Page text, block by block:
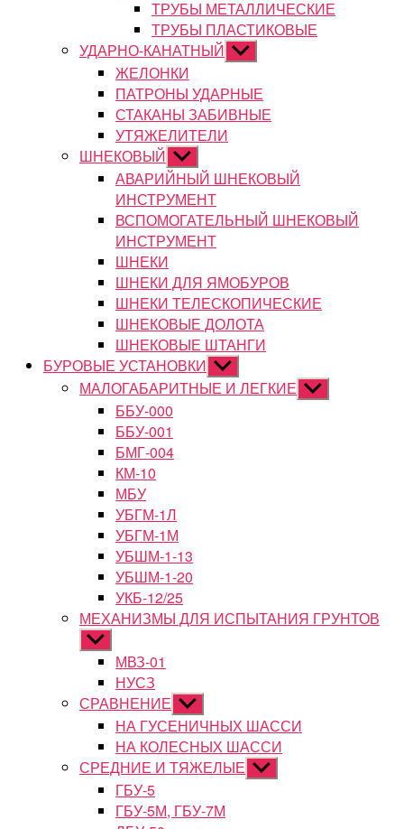
ТРУБЫ МЕТАЛЛИЧЕСКИЕ
ТРУБЫ ПЛАСТИКОВЫЕ
УДАРНО-КАНАТНЫЙ Показывать
подменю
ЖЕЛОНКИ
ПАТРОНЫ УДАРНЫЕ
СТАКАНЫ ЗАБИВНЫЕ
УТЯЖЕЛИТЕЛИ
ШНЕКОВЫЙ Показывать
подменю
АВАРИЙНЫЙ ШНЕКОВЫЙ
ИНСТРУМЕНТ
ВСПОМОГАТЕЛЬНЫЙ ШНЕКОВЫЙ
ИНСТРУМЕНТ
ШНЕКИ
ШНЕКИ ДЛЯ ЯМОБУРОВ
ШНЕКИ ТЕЛЕСКОПИЧЕСКИЕ
ШНЕКОВЫЕ ДОЛОТА
ШНЕКОВЫЕ ШТАНГИ
БУРОВЫЕ УСТАНОВКИ Показывать
подменю
МАЛОГАБАРИТНЫЕ И ЛЕГКИЕ Показывать
подменю
ББУ-000
ББУ-001
БМГ-004
КМ-10
МБУ
УБГМ-1Л
УБГМ-1М
УБШМ-1-13
УБШМ-1-20
УКБ-12/25
МЕХАНИЗМЫ ДЛЯ ИСПЫТАНИЯ ГРУНТОВ
Показывать
подменюМВЗ-01
НУСЗ
СРАВНЕНИЕ Показывать
подменю
НА ГУСЕНИЧНЫХ ШАССИ
НА КОЛЕСНЫХ ШАССИ
СРЕДНИЕ И ТЯЖЕЛЫЕ Показывать
подменю
ГБУ-5
ГБУ-5М, ГБУ-7М